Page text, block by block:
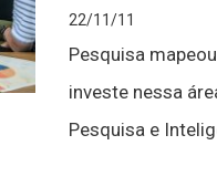
22/11/11
Pesquisa
investe nessa
Pesquisa e